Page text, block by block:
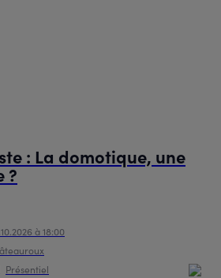
: La domotique, une
?
à 18:00
Présentiel